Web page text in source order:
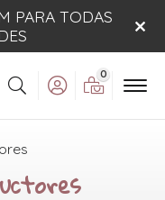
PARA TODAS
Buscar
0